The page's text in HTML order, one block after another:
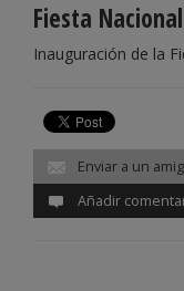
Fiesta
Inauguración de la
Enviar a un
Añadir